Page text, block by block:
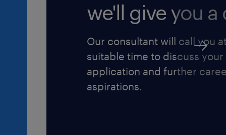
we'll give you a
Our consultant will call you
suitable time to discuss your
application and further
aspirations.